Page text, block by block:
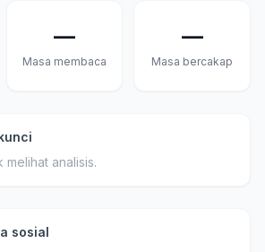
—
Masa membaca
—
Masa bercakap
melihat analisis.
sosial